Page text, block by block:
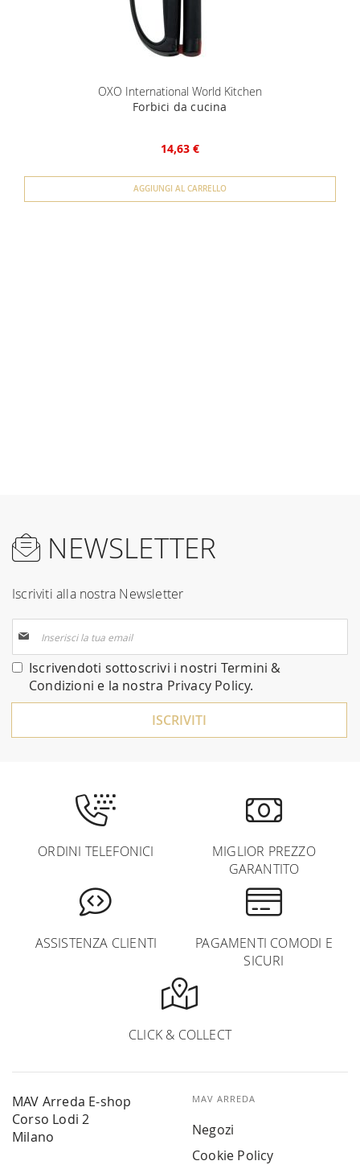
OXO International World Kitchen
Forbici da cucina
14,63 €
AGGIUNGI AL CARRELLO
NEWSLETTER
Iscriviti alla nostra Newsletter
alla
nostra
Newsletter:
Iscrivendoti sottoscrivi i nostri Termini &
Condizioni e la nostra Privacy Policy.
ISCRIVITI
ORDINI TELEFONICI
MIGLIOR PREZZO
GARANTITO
ASSISTENZA CLIENTI
PAGAMENTI COMODI E
SICURI
CLICK & COLLECT
MAV Arreda E-shop
Corso Lodi 2
Milano
MAV ARREDA
Negozi
Cookie Policy